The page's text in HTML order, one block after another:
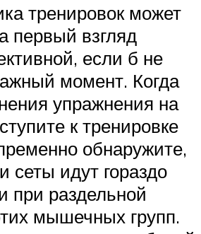
тренировок может
первый взгляд
если б не
момент. Когда
упражнения на
к тренировке
обнаружите,
сеты идут гораздо
при раздельной
мышечных групп.